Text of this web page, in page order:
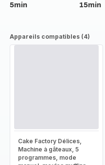
5min 15min
Appareils compatibles (4)
Cake Factory Délices,
Machine à gâteaux, 5
programmes, mode